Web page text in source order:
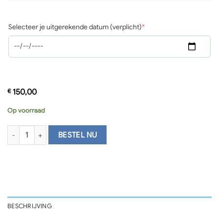
Selecteer je uitgerekende datum (verplicht)*(required)
€150,00
Op voorraad
Bevalbad Mini huren Nederland | 1-persoons aantal
BESTEL NU
BESCHRIJVING